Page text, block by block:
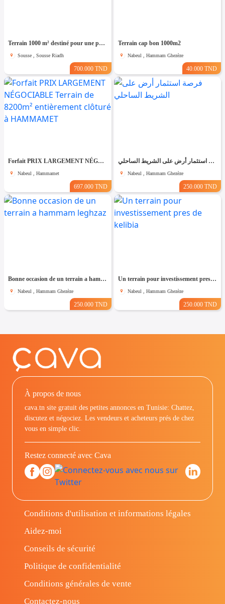
Terrain 1000 m² destiné pour une promotion immobilière à Cité riadh
Sousse , Sousse Riadh
700.000 TND
Terrain cap bon 1000m2
Nabeul , Hammam Ghezèze
40.000 TND
Forfait PRIX LARGEMENT NÉGOCIABLE Terrain de 8200m² entièrement clôturé à HAMMAMET
Nabeul , Hammamet
697.000 TND
فرصة استثمار أرض على الشريط الساحلي
Nabeul , Hammam Ghezèze
250.000 TND
Bonne occasion de un terrain a hammam leghzaz
Nabeul , Hammam Ghezèze
250.000 TND
Un terrain pour investissement pres de kelibia
Nabeul , Hammam Ghezèze
250.000 TND
À propos de nous
cava.tn site gratuit des petites annonces en Tunisie: Chattez,
discutez et négociez. Les vendeurs et acheteurs prés de chez
vous en simple clic.
Restez connecté avec Cava
Conditions d'utilisation et informations légales
Aidez-moi
Conseils de sécurité
Politique de confidentialité
Conditions générales de vente
Contactez-nous